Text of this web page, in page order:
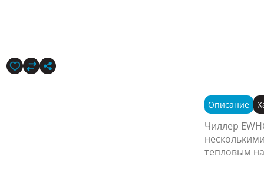
Описание
Чиллер
тепловым